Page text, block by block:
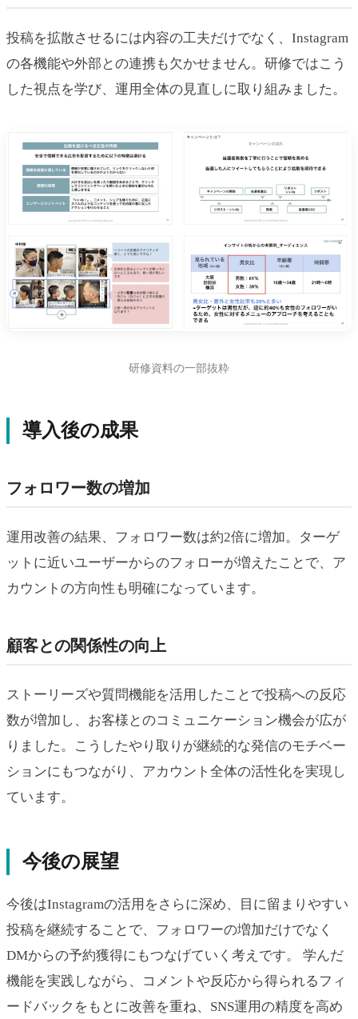
投稿を拡散させるには内容の工夫だけでなく、Instagram
の各機能や外部との連携も欠かせません。研修ではこう
した視点を学び、運用全体の見直しに取り組みました。
研修資料の一部抜粋
導入後の成果
フォロワー数の増加
運用改善の結果、フォロワー数は約2倍に増加。ターゲ
ットに近いユーザーからのフォローが増えたことで、ア
カウントの方向性も明確になっています。
顧客との関係性の向上
ストーリーズや質問機能を活用したことで投稿への反応
数が増加し、お客様とのコミュニケーション機会が広が
りました。こうしたやり取りが継続的な発信のモチベー
ションにもつながり、アカウント全体の活性化を実現し
ています。
今後の展望
今後はInstagramの活用をさらに深め、目に留まりやすい
投稿を継続することで、フォロワーの増加だけでなく
DMからの予約獲得にもつなげていく考えです。 学んだ
機能を実践しながら、コメントや反応から得られるフィ
ードバックをもとに改善を重ね、SNS運用の精度を高め